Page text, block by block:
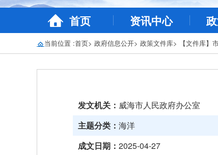
首页 资讯中心
当前位置 :首页> 政府信息公开> 政策文件库> 【文件库】
发文机关： 威海市人民政府办公室
主题分类： 海洋
成文日期： 2025-04-27